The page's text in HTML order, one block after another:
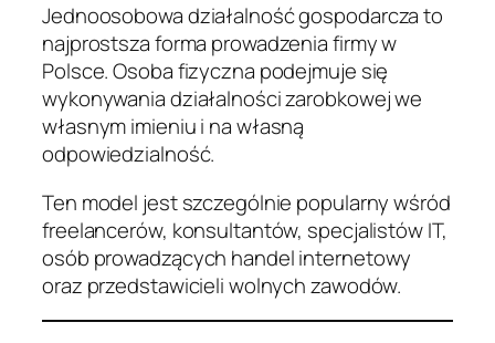
Jednoosobowa działalność gospodarcza to
najprostsza forma prowadzenia firmy w
Polsce. Osoba fizyczna podejmuje się
wykonywania działalności zarobkowej we
własnym imieniu i na własną
odpowiedzialność.
Ten model jest szczególnie popularny wśród
freelancerów, konsultantów, specjalistów IT,
osób prowadzących handel internetowy
oraz przedstawicieli wolnych zawodów.